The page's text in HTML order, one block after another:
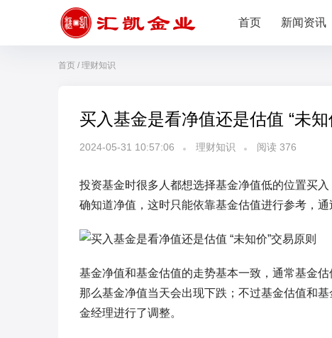
首页 新闻资讯
首页 / 理财知识
买入基金是看净值还是估值 “未知
2024-05-31 10:57:06 理财知识 阅读 376
投资基金时很多人都想选择基金净值低的位置买
确知道净值，这时只能依靠基金估值进行参考，
基金净值和基金估值的走势基本一致，通常基金
那么基金净值当天会出现下跌；不过基金估值和
金经理进行了调整。